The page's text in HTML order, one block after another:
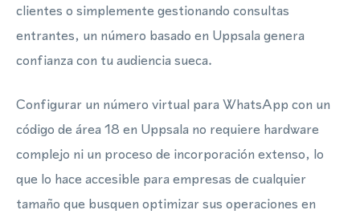
clientes o simplemente gestionando consultas
entrantes, un número basado en Uppsala genera
confianza con tu audiencia sueca.
Configurar un número virtual para WhatsApp con un
código de área 18 en Uppsala no requiere hardware
complejo ni un proceso de incorporación extenso, lo
que lo hace accesible para empresas de cualquier
tamaño que busquen optimizar sus operaciones en